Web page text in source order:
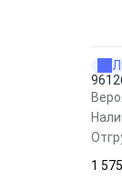
1